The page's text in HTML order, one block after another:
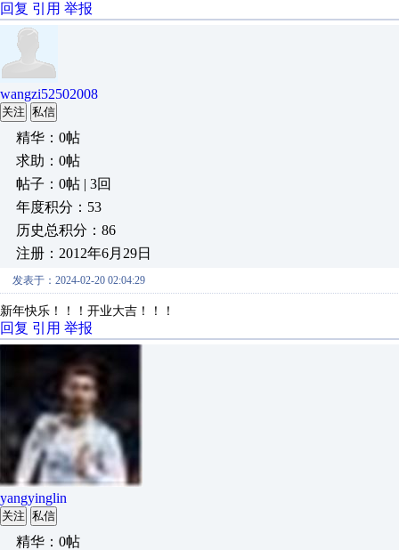
回复 引用 举报
wangzi52502008
关注 私信
精华：0帖
求助：0帖
帖子：0帖 | 3回
年度积分：53
历史总积分：86
注册：2012年6月29日
发表于：2024-02-20 02:04:29
新年快乐！！！开业大吉！！！
回复 引用 举报
yangyinglin
关注 私信
精华：0帖